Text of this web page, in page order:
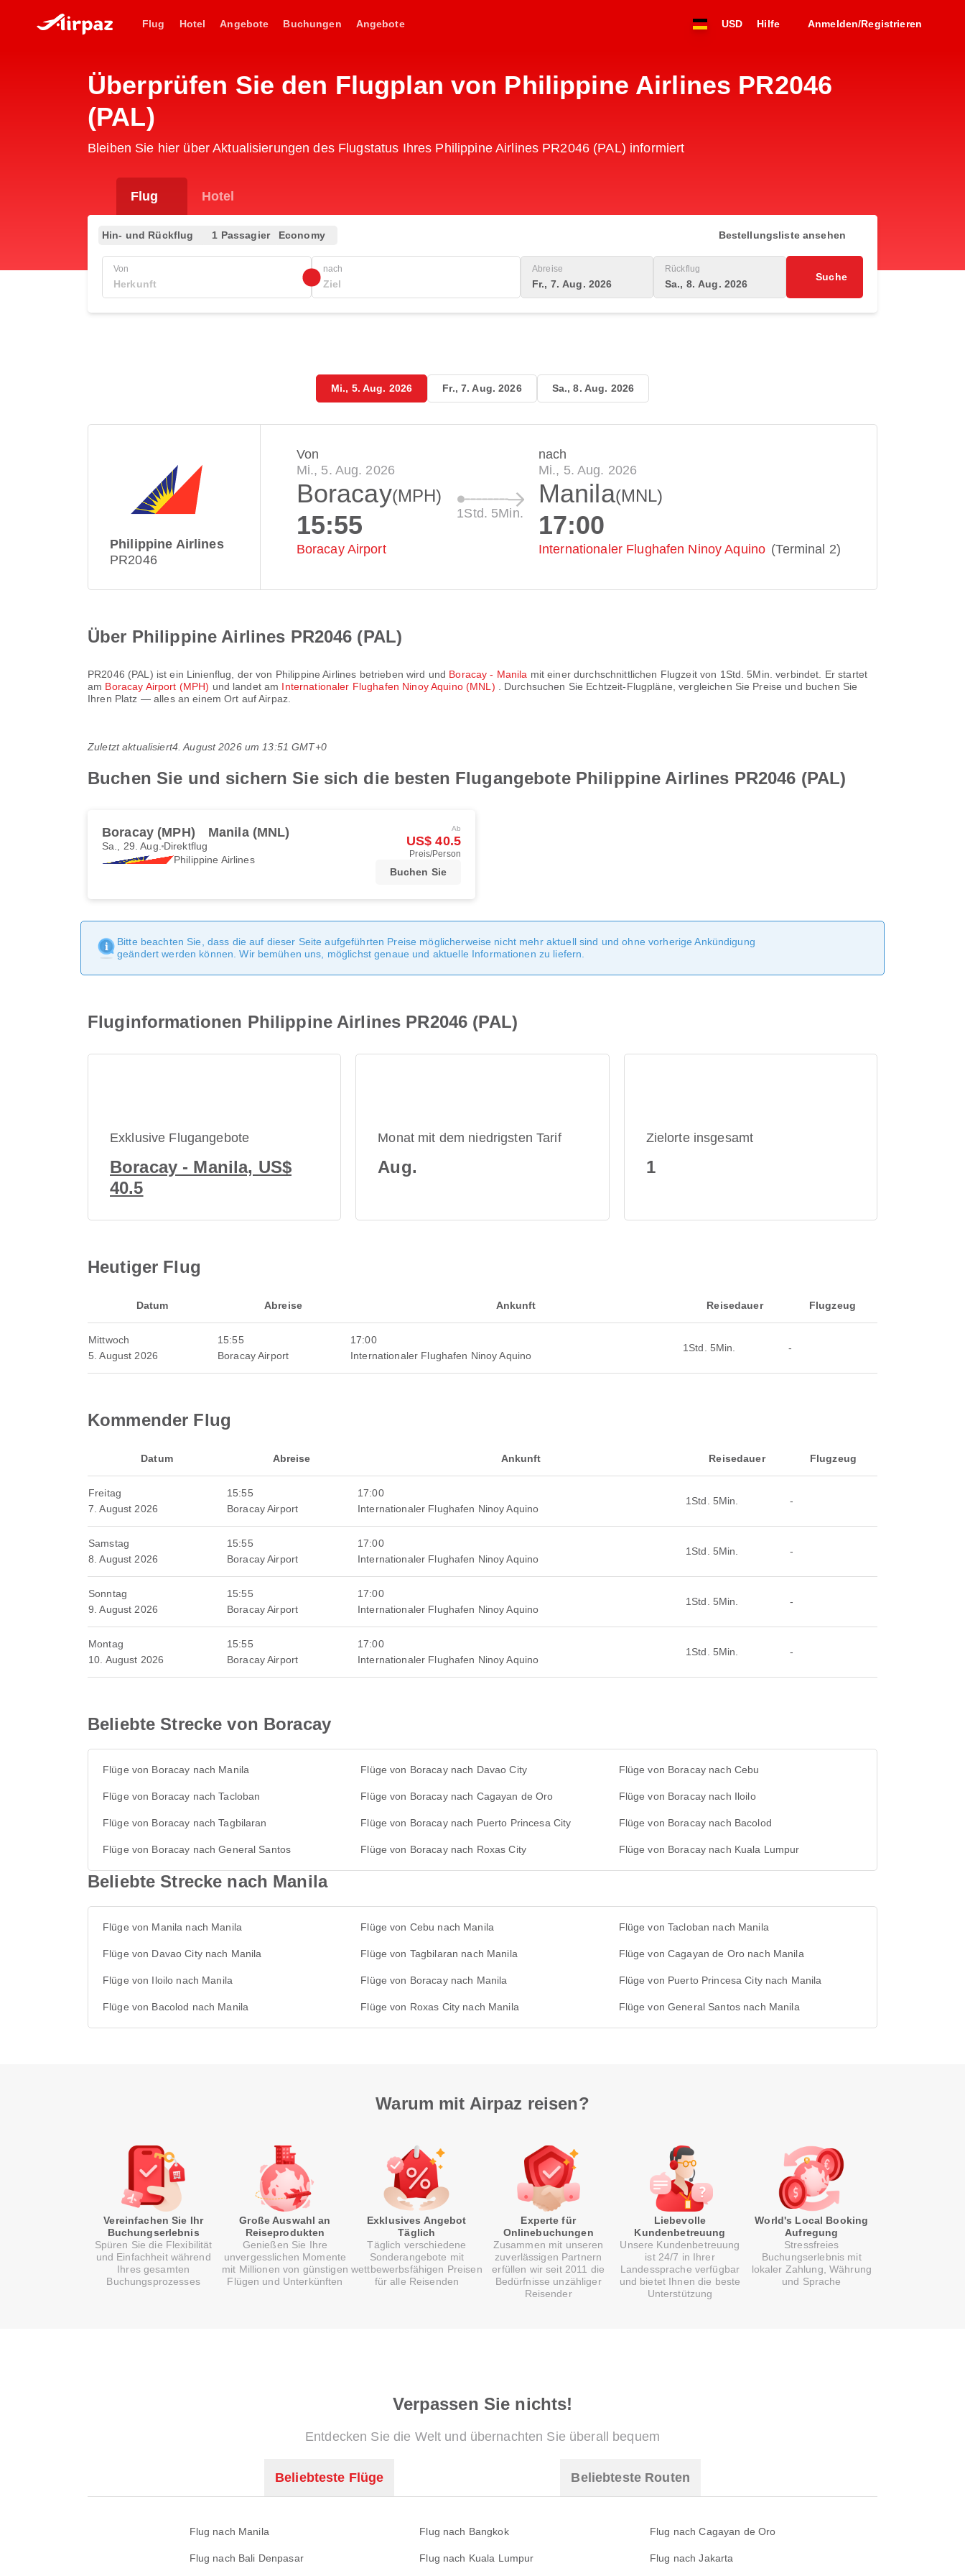
Flug Hotel Angebote Buchungen Angebote USD Hilfe Anmelden/Registrieren
Überprüfen Sie den Flugplan von Philippine Airlines PR2046
(PAL)
Bleiben Sie hier über Aktualisierungen des Flugstatus Ihres Philippine Airlines PR2046 (PAL) informiert
Flug Hotel
Hin- und Rückflug 1 Passagier Economy Bestellungsliste ansehen
Von nach Abreise
Fr., 7. Aug. 2026
Rückflug
Sa., 8. Aug. 2026
Suche
Mi., 5. Aug. 2026 Fr., 7. Aug. 2026 Sa., 8. Aug. 2026
Philippine Airlines
PR2046
Von
Mi., 5. Aug. 2026
Boracay(MPH)
15:55
Boracay Airport
1Std. 5Min.
nach
Mi., 5. Aug. 2026
Manila(MNL)
17:00
Internationaler Flughafen Ninoy Aquino (Terminal 2)
Über Philippine Airlines PR2046 (PAL)
PR2046 (PAL ) ist ein Linienflug, der von Philippine Airlines betrieben wird und Boracay - Manila mit einer durchschnittlichen Flugzeit von 1Std. 5Min. verbindet. Er startet
am Boracay Airport (MPH) und landet am Internationaler Flughafen Ninoy Aquino (MNL)
. Durchsuchen Sie Echtzeit-Flugpläne, vergleichen Sie Preise und buchen Sie
Ihren Platz — alles an einem Ort auf Airpaz.
Zuletzt aktualisiert4. August 2026 um 13:51 GMT+0
Buchen Sie und sichern Sie sich die besten Flugangebote Philippine Airlines PR2046 (PAL)
Boracay (MPH) Manila (MNL)
Sa., 29. Aug. Direktflug
Philippine Airlines
Ab
US$ 40.5
Preis/Person
Buchen Sie
Bitte beachten Sie, dass die auf dieser Seite aufgeführten Preise möglicherweise nicht mehr aktuell sind und ohne vorherige Ankündigung
geändert werden können. Wir bemühen uns, möglichst genaue und aktuelle Informationen zu liefern.
Fluginformationen Philippine Airlines PR2046 (PAL)
Exklusive Flugangebote
Boracay - Manila, US$
40.5
Monat mit dem niedrigsten Tarif
Aug.
Zielorte insgesamt
1
Heutiger Flug
Datum Abreise Ankunft Reisedauer Flugzeug
Mittwoch
5. August 2026
15:55
Boracay Airport
17:00
Internationaler Flughafen Ninoy Aquino
1Std. 5Min. -
Kommender Flug
Datum Abreise Ankunft Reisedauer Flugzeug
Freitag
7. August 2026
15:55
Boracay Airport
17:00
Internationaler Flughafen Ninoy Aquino
1Std. 5Min. -
Samstag
8. August 2026
15:55
Boracay Airport
17:00
Internationaler Flughafen Ninoy Aquino
1Std. 5Min. -
Sonntag
9. August 2026
15:55
Boracay Airport
17:00
Internationaler Flughafen Ninoy Aquino
1Std. 5Min. -
Montag
10. August 2026
15:55
Boracay Airport
17:00
Internationaler Flughafen Ninoy Aquino
1Std. 5Min. -
Beliebte Strecke von Boracay
Flüge von Boracay nach Manila Flüge von Boracay nach Davao City Flüge von Boracay nach Cebu
Flüge von Boracay nach Tacloban Flüge von Boracay nach Cagayan de Oro Flüge von Boracay nach Iloilo
Flüge von Boracay nach Tagbilaran Flüge von Boracay nach Puerto Princesa City Flüge von Boracay nach Bacolod
Flüge von Boracay nach General Santos Flüge von Boracay nach Roxas City Flüge von Boracay nach Kuala Lumpur
Beliebte Strecke nach Manila
Flüge von Manila nach Manila Flüge von Cebu nach Manila Flüge von Tacloban nach Manila
Flüge von Davao City nach Manila Flüge von Tagbilaran nach Manila Flüge von Cagayan de Oro nach Manila
Flüge von Iloilo nach Manila Flüge von Boracay nach Manila Flüge von Puerto Princesa City nach Manila
Flüge von Bacolod nach Manila Flüge von Roxas City nach Manila Flüge von General Santos nach Manila
Warum mit Airpaz reisen?
Vereinfachen Sie Ihr
Buchungserlebnis
Spüren Sie die Flexibilität
und Einfachheit während
Ihres gesamten
Buchungsprozesses
Große Auswahl an
Reiseprodukten
Genießen Sie Ihre
unvergesslichen Momente
mit Millionen von günstigen
Flügen und Unterkünften
Exklusives Angebot
Täglich
Täglich verschiedene
Sonderangebote mit
wettbewerbsfähigen Preisen
für alle Reisenden
Experte für
Onlinebuchungen
Zusammen mit unseren
zuverlässigen Partnern
erfüllen wir seit 2011 die
Bedürfnisse unzähliger
Reisender
Liebevolle
Kundenbetreuung
Unsere Kundenbetreuung
ist 24/7 in Ihrer
Landessprache verfügbar
und bietet Ihnen die beste
Unterstützung
World's Local Booking
Aufregung
Stressfreies
Buchungserlebnis mit
lokaler Zahlung, Währung
und Sprache
Verpassen Sie nichts!
Entdecken Sie die Welt und übernachten Sie überall bequem
Beliebteste Flüge Beliebteste Routen
Flug nach Manila Flug nach Bangkok Flug nach Cagayan de Oro
Flug nach Bali Denpasar Flug nach Kuala Lumpur Flug nach Jakarta